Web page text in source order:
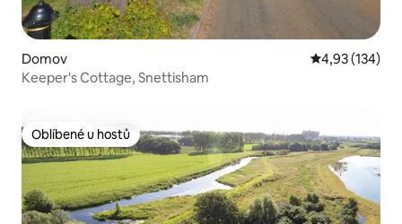
Domov Průměrné
4,93 (134)
Keeper's Cottage, Snettisham
Oblíbené u hostů
Oblíbené u hostů